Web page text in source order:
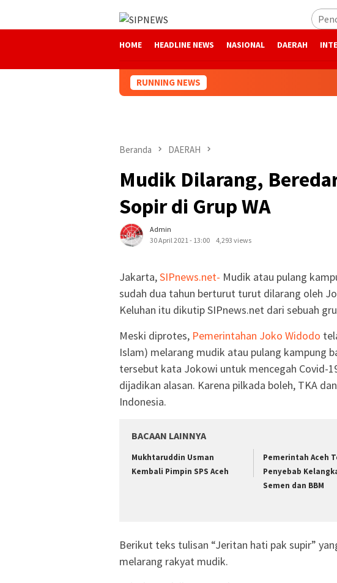
HOME HEADLINE NEWS NASIONAL DAERAH
RUNNING NEWS
Beranda DAERAH
Mudik Dilarang,
Sopir di Grup WA
Admin
30 April 2021 - 13:00
4,293 views
Jakarta,SIPnews.net- Mudik atau pulang
sudah dua tahun berturut turut dilarang oleh
Keluhan itu dikutip SIPnews.net dari sebuah
Meski diprotes, Pemerintahan Joko Widodo
Islam) melarang mudik atau pulang kampung
tersebut kata Jokowi untuk mencegah Covid-
dijadikan alasan. Karena pilkada boleh, TKA
Indonesia.
BACAAN LAINNYA
Mukhtaruddin Usman
Kembali Pimpin SPS Aceh
Pemerintah Aceh
Penyebab
Semen dan BBM
Berikut teks tulisan “Jeritan hati pak supir”
melarang rakyat mudik.